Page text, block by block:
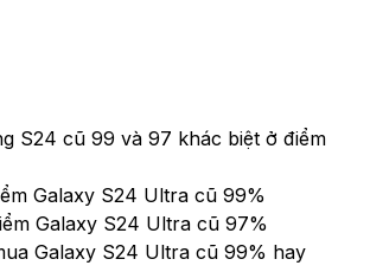
S24 cũ 99 và 97 khác biệt ở điểm
Galaxy S24 Ultra cũ 99%
Galaxy S24 Ultra cũ 97%
Galaxy S24 Ultra cũ 99% hay